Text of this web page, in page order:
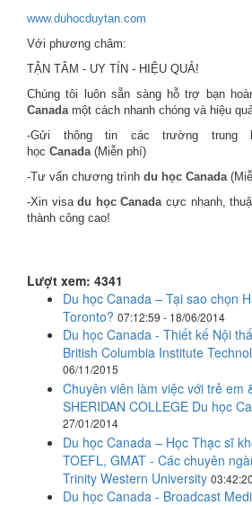
www.duhocduytan.com
Với phương châm:
TẬN TÂM - UY TÍN - HIỆU QUẢ!
Chúng tôi luôn sẵn sàng hỗ trợ bạn
Canadamột cách nhanh chóng và hiệu
-Gửi thông tin các trường trung
học Canada(Miễn phí)
-Tư vấn chương trình du học Canada
-Xin visadu học Canadacực nhanh,
thành công cao!
Lượt xem: 4341
Du học Canada – Tại sao chọn
Toronto? 07:12:59 - 18/06/2014
Du học Canada - Thiết kế Nội
British Columbia Institute
06/11/2015
Chuyên viên làm việc với trẻ em
SHERIDAN COLLEGE Du học
27/01/2014
Du học Canada – Học Thạc sĩ
TOEFL, GMAT - Các chuyên
Trinity Western University
Du học Canada - ​Broadcast